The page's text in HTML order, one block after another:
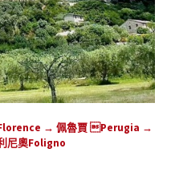
Florence → 佩魯賈 Perugia →
尼奧Foligno